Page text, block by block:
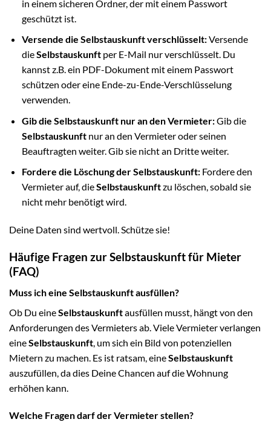
in einem sicheren Ordner, der mit einem Passwort
geschützt ist.
Versende die Selbstauskunft verschlüsselt:Versende
dieSelbstauskunftper E-Mail nur verschlüsselt. Du
kannst z.B. ein PDF-Dokument mit einem Passwort
schützen oder eine Ende-zu-Ende-Verschlüsselung
verwenden.
Gib die Selbstauskunft nur an den Vermieter:Gib die
Selbstauskunftnur an den Vermieter oder seinen
Beauftragten weiter. Gib sie nicht an Dritte weiter.
Fordere die Löschung der Selbstauskunft:Fordere den
Vermieter auf, dieSelbstauskunftzu löschen, sobald sie
nicht mehr benötigt wird.
Deine Daten sind wertvoll. Schütze sie!
Häufige Fragen zur Selbstauskunft für Mieter
(FAQ)
Muss ich eine Selbstauskunft ausfüllen?
Ob Du eineSelbstauskunftausfüllen musst, hängt von den
Anforderungen des Vermieters ab. Viele Vermieter verlangen
eineSelbstauskunft , um sich ein Bild von potenziellen
Mietern zu machen. Es ist ratsam, eineSelbstauskunft
auszufüllen, da dies Deine Chancen auf die Wohnung
erhöhen kann.
Welche Fragen darf der Vermieter stellen?